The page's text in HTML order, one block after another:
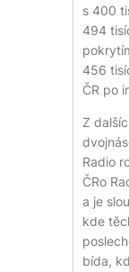
s 400
494
456
ČR po
Z
Radio
ČRo
a je
kde
bída,